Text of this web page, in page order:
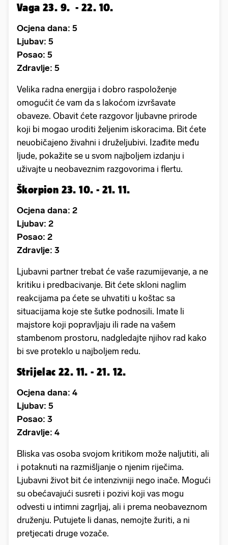
Vaga 23. 9. - 22. 10.
Ocjena dana: 5
Ljubav: 5
Posao: 5
Zdravlje: 5
Velika radna energija i dobro raspoloženje
omogućit će vam da s lakoćom izvršavate
obaveze. Obavit ćete razgovor ljubavne prirode
koji bi mogao uroditi željenim iskoracima. Bit ćete
neuobičajeno živahni i druželjubivi. Izađite među
ljude, pokažite se u svom najboljem izdanju i
uživajte u neobaveznim razgovorima i flertu.
Škorpion 23. 10. - 21. 11.
Ocjena dana: 2
Ljubav: 2
Posao: 2
Zdravlje: 3
Ljubavni partner trebat će vaše razumijevanje, a ne
kritiku i predbacivanje. Bit ćete skloni naglim
reakcijama pa ćete se uhvatiti u koštac sa
situacijama koje ste šutke podnosili. Imate li
majstore koji popravljaju ili rade na vašem
stambenom prostoru, nadgledajte njihov rad kako
bi sve proteklo u najboljem redu.
Strijelac 22. 11. - 21. 12.
Ocjena dana: 4
Ljubav: 5
Posao: 3
Zdravlje: 4
Bliska vas osoba svojom kritikom može naljutiti, ali
i potaknuti na razmišljanje o njenim riječima.
Ljubavni život bit će intenzivniji nego inače. Mogući
su obećavajući susreti i pozivi koji vas mogu
odvesti u intimni zagrljaj, ali i prema neobaveznom
druženju. Putujete li danas, nemojte žuriti, a ni
pretjecati druge vozače.